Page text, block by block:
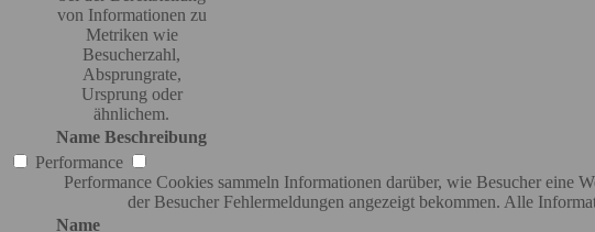
von Informationen zu
Metriken wie
Besucherzahl,
Absprungrate,
Ursprung oder
ähnlichem.
Name Beschreibung
Performance
Performance Cookies sammeln Informationen darüber, wie Besucher eine
der Besucher Fehlermeldungen angezeigt bekommen. Alle
Name